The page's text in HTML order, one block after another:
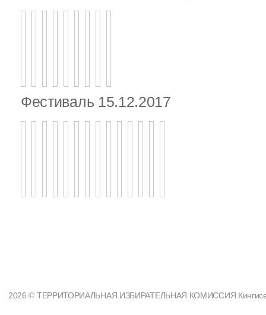
Фестиваль 15.12.2017
2026 © ТЕРРИТОРИАЛЬНАЯ ИЗБИРАТЕЛЬНАЯ КОМИССИЯ